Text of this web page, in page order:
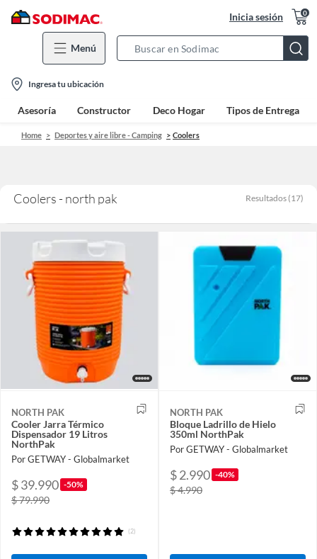
Inicia sesión 0
Menú
Bar
location-
icon
Ingresa tu ubicación
Asesoría Constructor Deco Hogar Tipos de Entrega
Home Deportes y aire libre - Camping Coolers
Coolers - north pak Resultados (17)
NORTH PAK
Cooler Jarra Térmico
Dispensador 19 Litros
NorthPak
Por GETWAY - Globalmarket
$ 39.990 -50%
$ 79.990
(2)
NORTH PAK
Bloque Ladrillo de Hielo
350ml NorthPak
Por GETWAY - Globalmarket
$ 2.990 -40%
$ 4.990